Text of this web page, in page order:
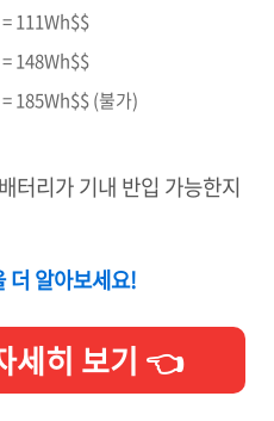
111Wh$$
148Wh$$
185Wh$$ (불가)
터리가 기내 반입 가능한지
더 알아보세요!
세히 보기 👈